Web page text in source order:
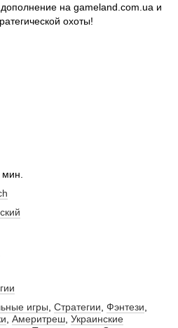
на gameland.com.ua и
охоты!
мин.
игры, Стратегии, Фэнтези,
, Америтреш, Украинские